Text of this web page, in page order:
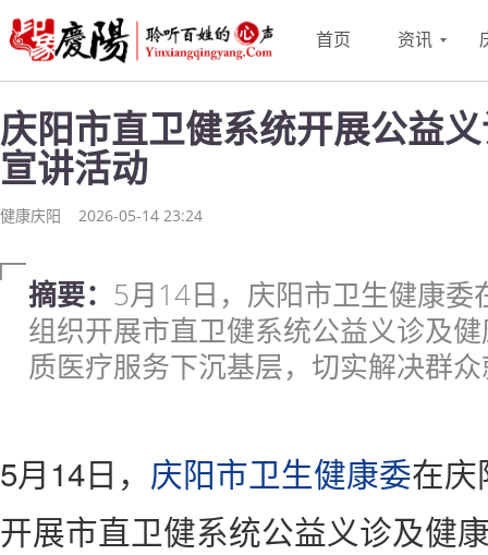
首页 资讯
庆阳市直卫健系统开展公益
宣讲活动
健康庆阳 2026-05-14 23:24
摘要： 5月14日，庆阳市卫生健康委
组织开展市直卫健系统公益义诊及
质医疗服务下沉基层，切实解决群
5月14日， 庆阳市卫生健康委在庆
开展市直卫健系统公益义诊及健